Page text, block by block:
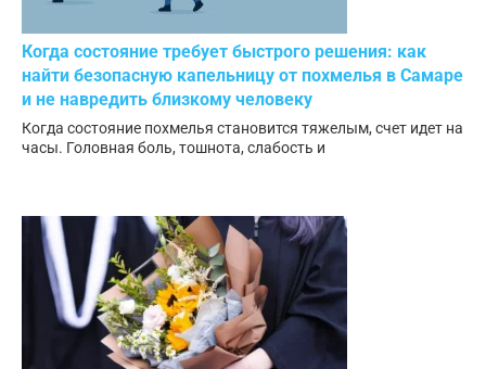
Когда состояние требует быстрого решения: как
найти безопасную капельницу от похмелья в Самаре
и не навредить близкому человеку
Когда состояние похмелья становится тяжелым, счет идет на
часы. Головная боль, тошнота, слабость и